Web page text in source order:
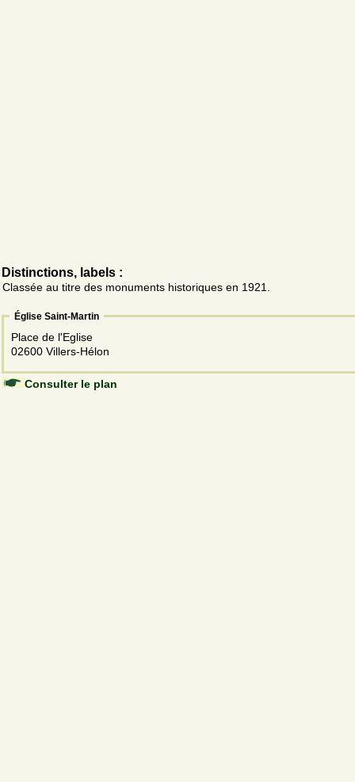
Distinctions, labels :
Classée au titre des monuments historiques en 1921.
Église Saint-Martin
Place de l'Eglise
02600 Villers-Hélon
Consulter le plan